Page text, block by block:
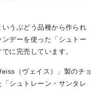
うぶどう品種から作られ
デーを使った「シュトー
に完売しています。
（ヴェイス）」製のチョ
シュトレーン・サンタレ